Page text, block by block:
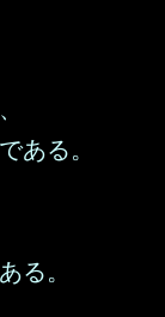
ある。
る。